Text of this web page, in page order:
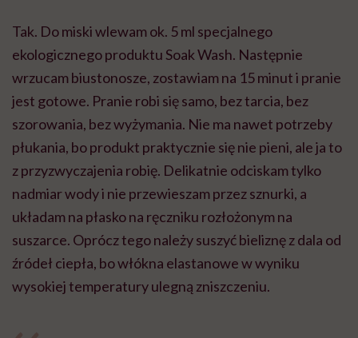
Tak. Do miski wlewam ok. 5 ml specjalnego
ekologicznego produktu Soak Wash. Następnie
wrzucam biustonosze, zostawiam na 15 minut i pranie
jest gotowe. Pranie robi się samo, bez tarcia, bez
szorowania, bez wyżymania. Nie ma nawet potrzeby
płukania, bo produkt praktycznie się nie pieni, ale ja to
z przyzwyczajenia robię. Delikatnie odciskam tylko
nadmiar wody i nie przewieszam przez sznurki, a
układam na płasko na ręczniku rozłożonym na
suszarce. Oprócz tego należy suszyć bieliznę z dala od
źródeł ciepła, bo włókna elastanowe w wyniku
wysokiej temperatury ulegną zniszczeniu.